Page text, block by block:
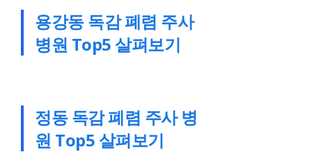
용강동 독감 폐렴 주사
병원 Top5 살펴보기
정동 독감 폐렴 주사 병
원 Top5 살펴보기